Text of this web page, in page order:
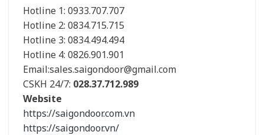
Hotline 1: 0933.707.707
Hotline 2: 0834.715.715
Hotline 3: 0834.494.494
Hotline 4: 0826.901.901
Email:sales.saigondoor@gmail.com
CSKH 24/7: 028.37.712.989
Website
https://saigondoor.com.vn
https://saigondoor.vn/